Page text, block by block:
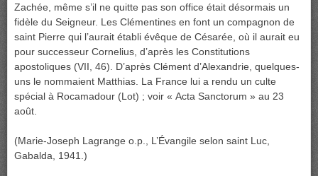
Zachée, même s’il ne quitte pas son office était désormais un
fidèle du Seigneur. Les Clémentines en font un compagnon de
saint Pierre qui l’aurait établi évêque de Césarée, où il aurait eu
pour successeur Cornelius, d’après les Constitutions
apostoliques (VII, 46). D’après Clément d’Alexandrie, quelques-
uns le nommaient Matthias. La France lui a rendu un culte
spécial à Rocamadour (Lot) ; voir « Acta Sanctorum » au 23
août.
(Marie-Joseph Lagrange o.p., L’Évangile selon saint Luc,
Gabalda, 1941.)